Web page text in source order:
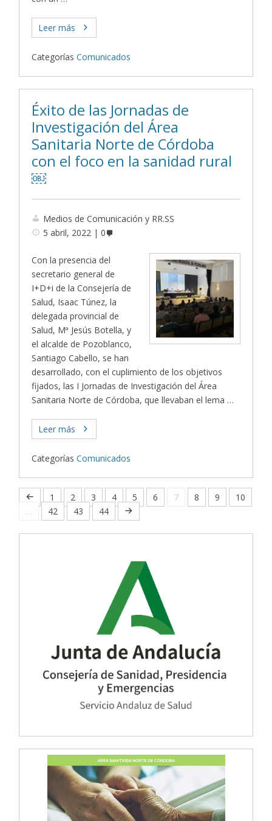
Leer más
Categorías Comunicados
Éxito de las Jornadas de
Investigación del Área
Sanitaria Norte de Córdoba
con el foco en la sanidad rural
￼
Medios de Comunicación y RR.SS
5 abril, 2022
0
Con la presencia del
secretario general de
I+D+i de la Consejería de
Salud, Isaac Túnez, la
delegada provincial de
Salud, Mª Jesús Botella, y
el alcalde de Pozoblanco,
Santiago Cabello, se han
desarrollado, con el cuplimiento de los objetivos
fijados, las I Jornadas de Investigación del Área
Sanitaria Norte de Córdoba, que llevaban el lema …
Leer más
Categorías Comunicados
1 2 3 4 5 6 7 8 9
10
…
42 43 44